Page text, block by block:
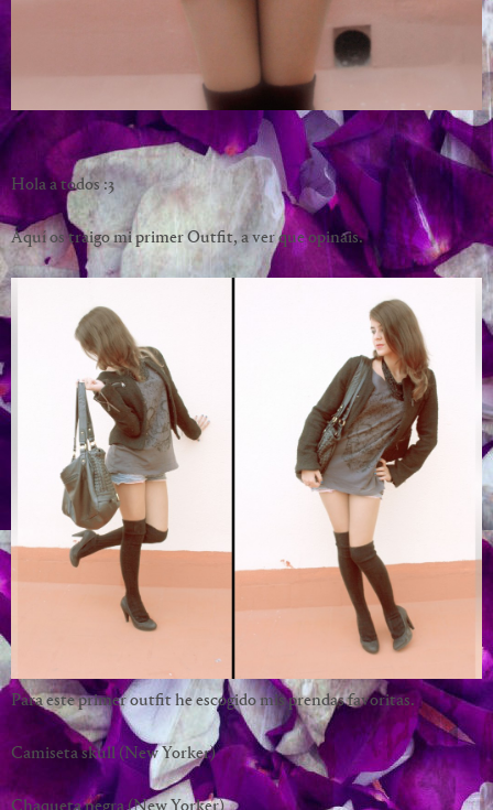
Hola a todos :3
Aquí os traigo mi primer Outfit, a ver que opinais.
Para este primer outfit he escogido mis prendas favoritas.
Camiseta skull (New Yorker)